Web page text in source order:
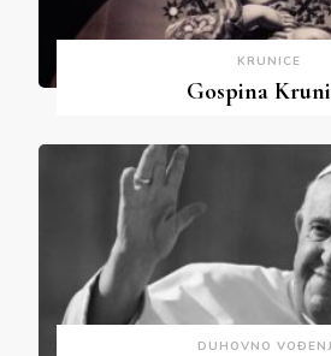
KRUNICE
Gospina
DUHOVNO